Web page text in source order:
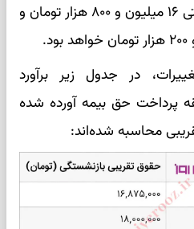
بن و مسکن، کمترین دریافتی ۱۶ میلیون و ۸۰۰ هزار تومان و
در جدول زیر برآورد
پرداخت حق بیمه آورده شده
محاسبه شده‌اند: